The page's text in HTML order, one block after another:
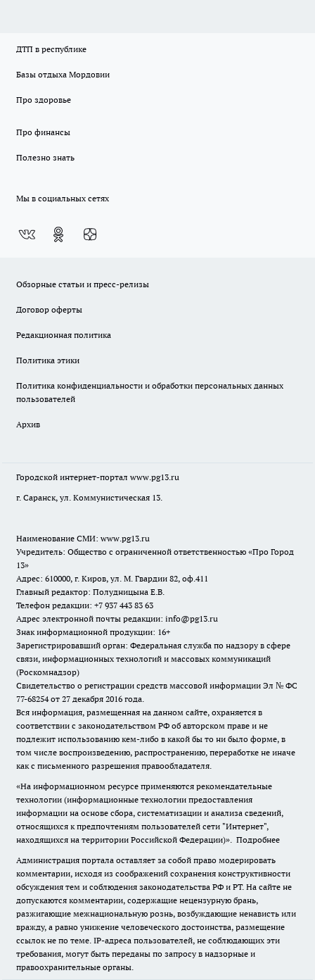
ДТП в республике
Базы отдыха Мордовии
Про здоровье
Про финансы
Полезно знать
Мы в социальных сетях
Обзорные статьи и пресс-релизы
Договор оферты
Редакционная политика
Политика этики
Политика конфиденциальности и обработки персональных данных
пользователей
Архив
Городской интернет-портал www.pg13.ru
г. Саранск, ул. Коммунистическая 13.
Наименование СМИ: www.pg13.ru
Учредитель: Общество с ограниченной ответственностью «Про Город
13»
Адрес: 610000, г. Киров, ул. М. Гвардии 82, оф.411
Главный редактор: Полудницына Е.В.
Телефон редакции: +7 937 443 83 63
Адрес электронной почты редакции: info@pg13.ru
Знак информационной продукции: 16+
Зарегистрировавший орган: Федеральная служба по надзору в сфере
связи, информационных технологий и массовых коммуникаций
(Роскомнадзор)
Свидетельство о регистрации средств массовой информации Эл № ФС
77-68254 от 27 декабря 2016 года.
Вся информация, размещенная на данном сайте, охраняется в
соответствии с законодательством РФ об авторском праве и не
подлежит использованию кем-либо в какой бы то ни было форме, в
том числе воспроизведению, распространению, переработке не иначе
как с письменного разрешения правообладателя.
«На информационном ресурсе применяются рекомендательные
технологии (информационные технологии предоставления
информации на основе сбора, систематизации и анализа сведений,
относящихся к предпочтениям пользователей сети "Интернет",
находящихся на территории Российской Федерации)». Подробнее
Администрация портала оставляет за собой право модерировать
комментарии, исходя из соображений сохранения конструктивности
обсуждения тем и соблюдения законодательства РФ и РТ. На сайте не
допускаются комментарии, содержащие нецензурную брань,
разжигающие межнациональную рознь, возбуждающие ненависть или
вражду, а равно унижение человеческого достоинства, размещение
ссылок не по теме. IP-адреса пользователей, не соблюдающих эти
требования, могут быть переданы по запросу в надзорные и
правоохранительные органы.